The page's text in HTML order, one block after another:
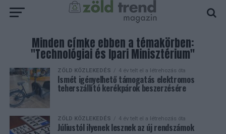
Minden címke ebben a témakörben:
"Technológiai és Ipari Minisztérium"
ZÖLD KÖZLEKEDÉS 4 év telt el a létrehozás óta
Ismét igényelhető támogatás elektromos
teherszállító kerékpárok beszerzésére
ZÖLD KÖZLEKEDÉS 4 év telt el a létrehozás óta
Júliustól ilyenek lesznek az új rendszámok